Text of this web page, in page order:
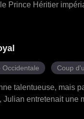
Prince Héritier
découvre la
hauts sommets du
Occidentale Coup
talentueuse, mais
Julian entretenait